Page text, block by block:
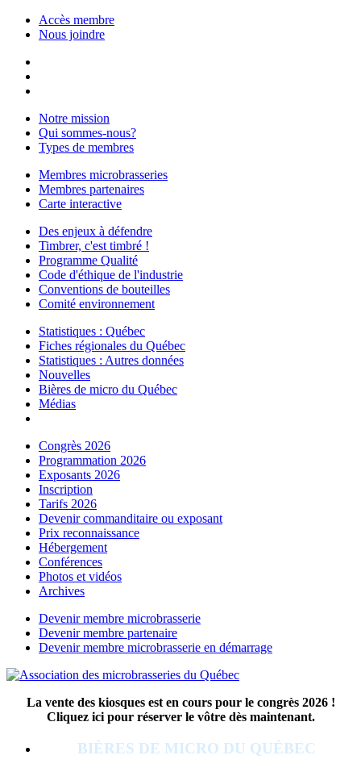
Accès membre
Nous joindre
Notre mission
Qui sommes-nous?
Types de membres
Membres microbrasseries
Membres partenaires
Carte interactive
Des enjeux à défendre
Timbrer, c'est timbré !
Programme Qualité
Code d'éthique de l'industrie
Conventions de bouteilles
Comité environnement
Statistiques : Québec
Fiches régionales du Québec
Statistiques : Autres données
Nouvelles
Bières de micro du Québec
Médias
Congrès 2026
Programmation 2026
Exposants 2026
Inscription
Tarifs 2026
Devenir commanditaire ou exposant
Prix reconnaissance
Hébergement
Conférences
Photos et vidéos
Archives
Devenir membre microbrasserie
Devenir membre partenaire
Devenir membre microbrasserie en démarrage
La vente des kiosques est en cours pour le congrès 2026 !
Cliquez ici pour réserver le vôtre dès maintenant.
BIÈRES DE MICRO DU QUÉBEC